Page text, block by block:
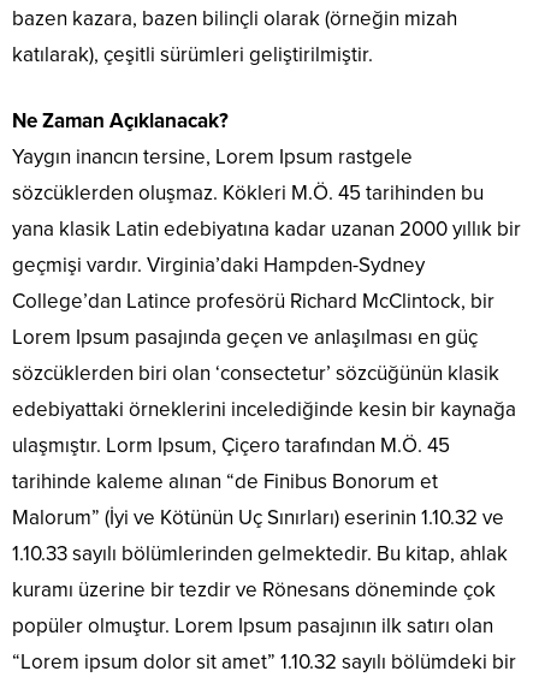
bazen kazara, bazen bilinçli olarak (örneğin mizah
katılarak), çeşitli sürümleri geliştirilmiştir.
Ne Zaman Açıklanacak?
Yaygın inancın tersine, Lorem Ipsum rastgele
sözcüklerden oluşmaz. Kökleri M.Ö. 45 tarihinden bu
yana klasik Latin edebiyatına kadar uzanan 2000 yıllık bir
geçmişi vardır. Virginia’daki Hampden-Sydney
College’dan Latince profesörü Richard McClintock, bir
Lorem Ipsum pasajında geçen ve anlaşılması en güç
sözcüklerden biri olan ‘consectetur’ sözcüğünün klasik
edebiyattaki örneklerini incelediğinde kesin bir kaynağa
ulaşmıştır. Lorm Ipsum, Çiçero tarafından M.Ö. 45
tarihinde kaleme alınan “de Finibus Bonorum et
Malorum” (İyi ve Kötünün Uç Sınırları) eserinin 1.10.32 ve
1.10.33 sayılı bölümlerinden gelmektedir. Bu kitap, ahlak
kuramı üzerine bir tezdir ve Rönesans döneminde çok
popüler olmuştur. Lorem Ipsum pasajının ilk satırı olan
“Lorem ipsum dolor sit amet” 1.10.32 sayılı bölümdeki bir